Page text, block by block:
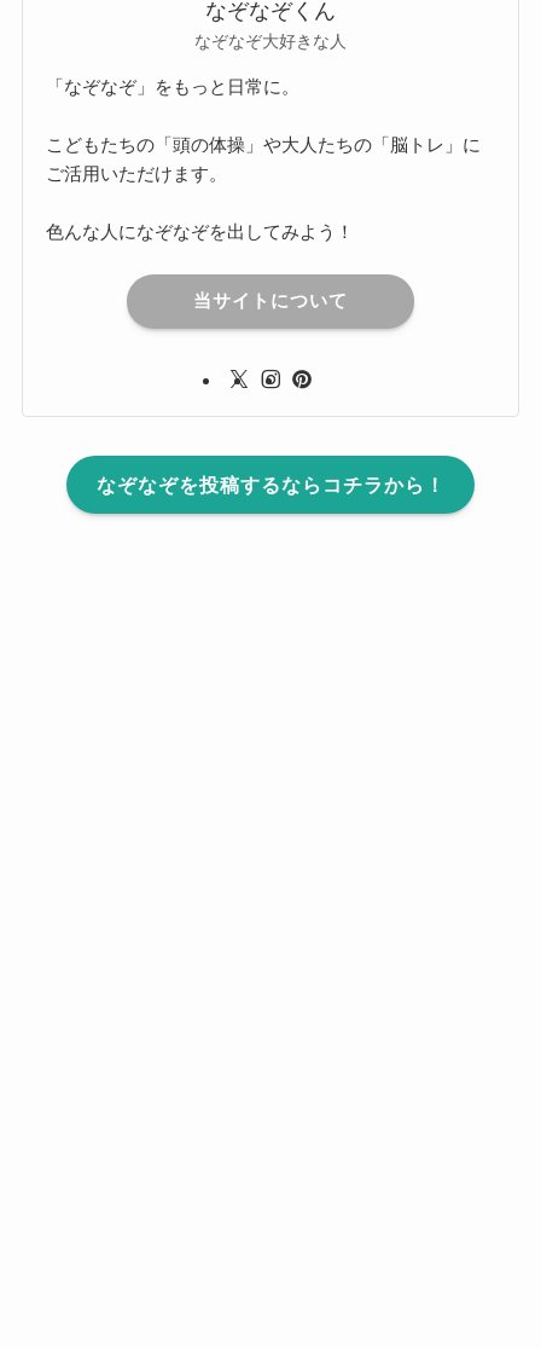
なぞなぞくん
なぞなぞ大好きな人
「なぞなぞ」をもっと日常に。
こどもたちの「頭の体操」や大人たちの「脳トレ」に
ご活用いただけます。
色んな人になぞなぞを出してみよう！
当サイトについて
なぞなぞを投稿するならコチラから！